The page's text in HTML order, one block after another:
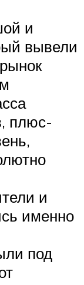
и
вывели
плюс-
и
именно
под